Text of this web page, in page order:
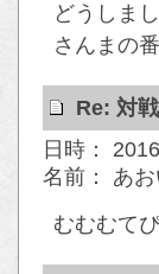
どうしま
さんまの
Re: 対
日時：
名前： あお
むむむて